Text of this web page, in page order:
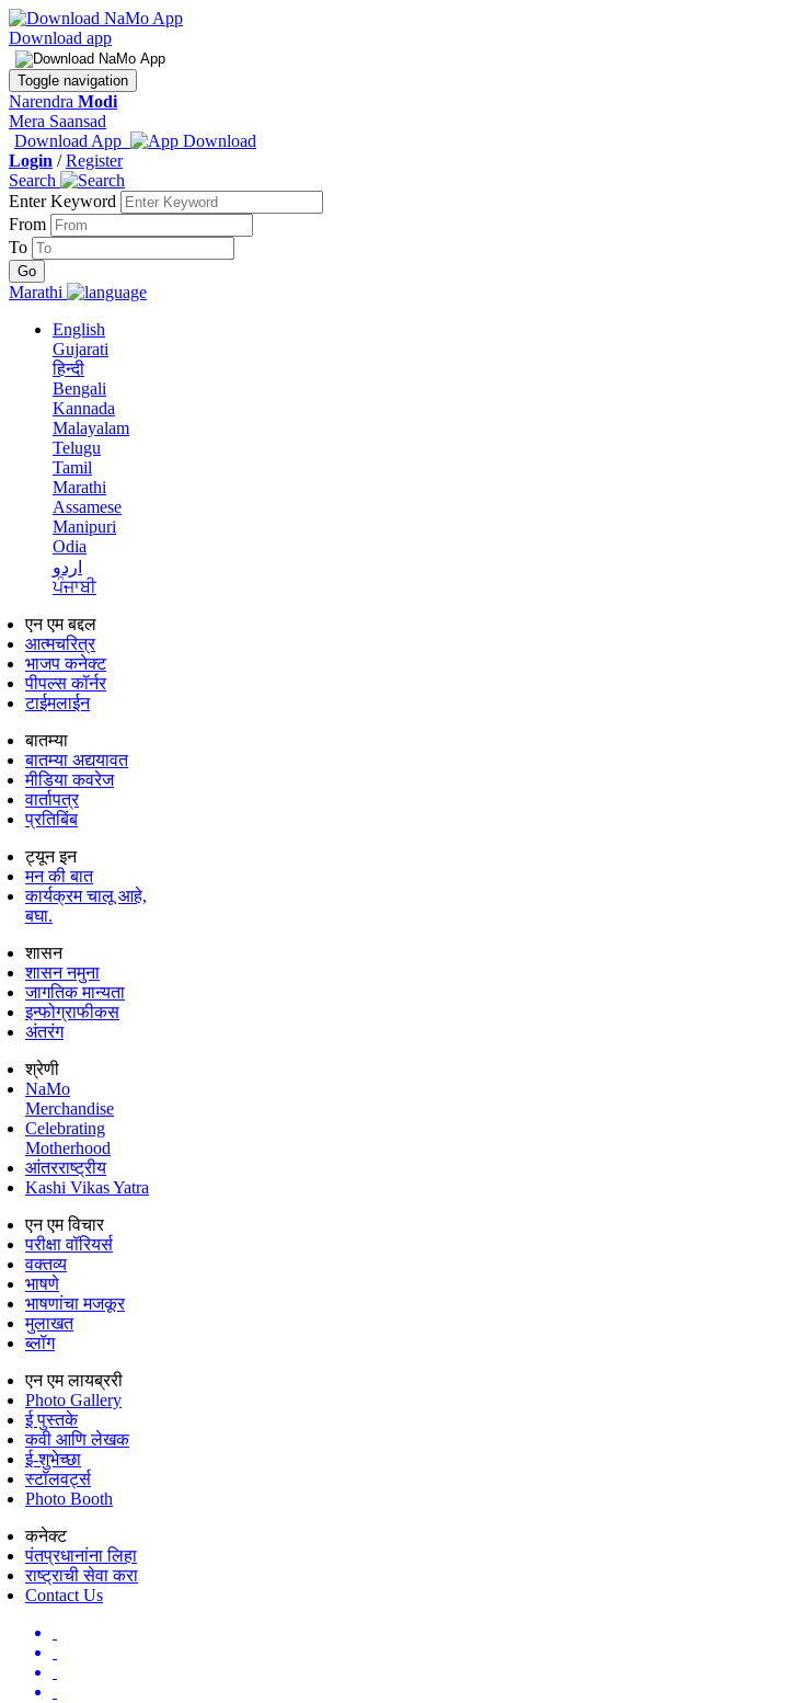
Download app
Toggle navigation
Narendra Modi
Mera Saansad
Download App
Login /Register
Search
Enter Keyword
From
To
Marathi
English
Gujarati
हिन्दी
Bengali
Kannada
Malayalam
Telugu
Tamil
Marathi
Assamese
Manipuri
Odia
اردو
ਪੰਜਾਬੀ
एन एम बद्दल
आत्मचरित्र
भाजप कनेक्ट
पीपल्स कॉर्नर
टाईमलाईन
बातम्या
बातम्या अद्ययावत
मीडिया कवरेज
वार्तापत्र
प्रतिबिंब
ट्यून इन
मन की बात
कार्यक्रम चालू आहे,
बघा.
शासन
शासन नमुना
जागतिक मान्यता
इन्फोग्राफीकस
अंतरंग
श्रेणी
NaMo
Merchandise
Celebrating
Motherhood
आंतरराष्ट्रीय
Kashi Vikas Yatra
एन एम विचार
परीक्षा वॉरियर्स
वक्तव्य
भाषणे
भाषणांचा मजकूर
मुलाखत
ब्लॉग
एन एम लायब्ररी
Photo Gallery
ई पुस्तके
कवी आणि लेखक
ई-शुभेच्छा
स्टॉलवर्ट्स
Photo Booth
कनेक्ट
पंतप्रधानांना लिहा
राष्ट्राची सेवा करा
Contact Us